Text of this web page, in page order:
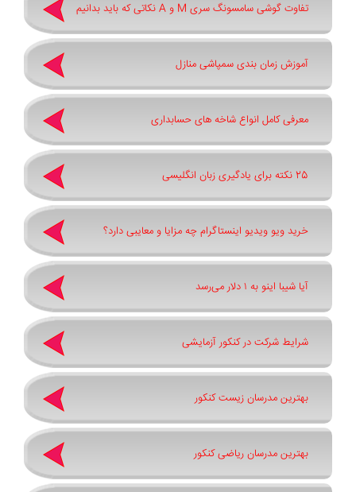
تفاوت گوشی سامسونگ سری ‏M‏ و ‏A نکاتی که باید بدانیم
آموزش زمان بندی سمپاشی منازل
معرفی کامل انواع شاخه های حسابداری
25 نکته برای یادگیری زبان انگلیسی
خرید ویو ویدیو اینستاگرام چه مزایا و معایبی دارد؟
آیا شیبا اینو به ۱ دلار می‌رسد
شرایط شرکت در کنکور آزمایشی
بهترین مدرسان زیست کنکور
بهترین مدرسان ریاضی کنکور